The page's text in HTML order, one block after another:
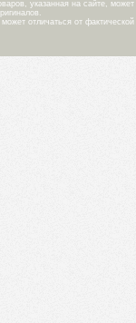
указанная на сайте,
отличаться от